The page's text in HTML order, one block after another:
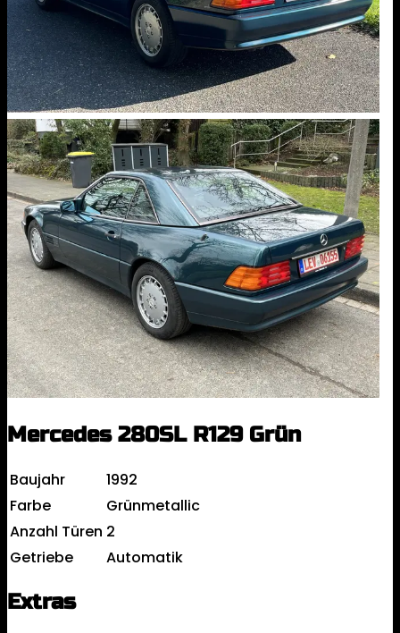
Mercedes 280SL R129 Grün
Baujahr
1992
Farbe
Grünmetallic
Anzahl Türen 2
Getriebe
Automatik
Extras